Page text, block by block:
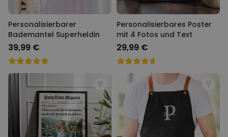
Personalisierbarer
Bademantel Superheldin
39,99 €
Personalisierbares Poster
mit 4 Fotos und Text
29,99 €